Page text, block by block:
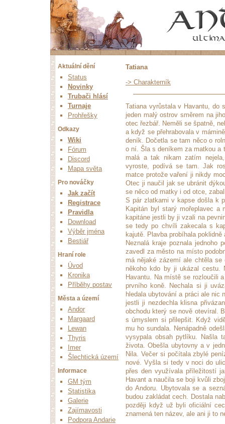
Aktuální dění
Status
Novinky
Trubači hlásí
Turnaje
Prohřešky
Odkazy
Wiki
Fórum
Discord
Mapa světa
Pro nováčky
Jak začít
Registrace
Pravidla
Download
Výběr jména
Bestiář
Hraní role
Úvod
Kronika
Příběhy postav
Města a území
Andor
Margaard
Lewan
Thyris
Imer
Šlechtická území
Informace
GM tým
Statistika
Galerie
Zajímavosti
Podpora Andarie
Tatiana
-> Charakterník
Tatiana vyrůstala v Havantu, do
jeden malý ostrov směrem na
otec řezbář. Neměli se špatně,
a když se přehrabovala v
deník. Dočetla se tam něco o
o ní. Šla s deníkem za matkou a
malá a tak nikam zatím
vyroste, podívá se tam. Jak
matce protože vaření ji nikdy
Otec ji naučil jak se ubránit
se něco od matky i od otce,
S pár zlatkami v kapse došla k
Kapitán byl starý mořeplavec
kapitáne jestli by ji vzali na
se tedy po chvíli zakecala s
kajutě. Plavba probíhala
Neznalá kraje poznala jednoho
zavedl za město na místo
má nějaké zázemí ale chtěla
někoho kdo by ji ukázal
Havantu. Na místě se rozloučili
prvního koně. Nechala si ji
hledala ubytování a práci ale nic
jestli ji nezdechla klisna
obchodu který se nově otevíral.
s úmyslem si přilepšit. Když
mu ho sundala. Nenápadně
vysypala obsah pytlíku. Našla
života. Obešla ubytovny a v
Nila. Večer si počítala zbylé
nové. Vyšla si tedy v noci do
přes den využívala příležitostí
Havant a naučila se boji kvůli
do Andoru. Ubytovala se a
budou zakládat cech. Dostala
později když už byli oficiální
znamená ten název, ale ani ji to